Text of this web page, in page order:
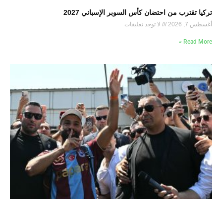
تركيا تقترب من احتضان كأس السوبر الإسباني 2027
أغسطس 7, 2026 لا توجد تعليقات
Read More »